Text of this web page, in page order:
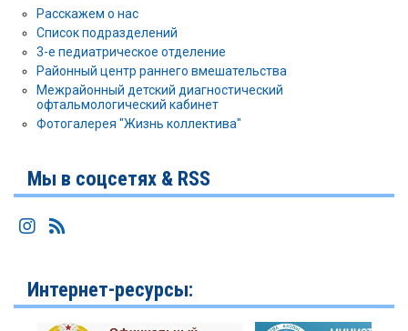
Расскажем о нас
Список подразделений
3-е педиатрическое отделение
Районный центр раннего вмешательства
Межрайонный детский диагностический
офтальмологический кабинет
Фотогалерея "Жизнь коллектива"
Мы в соцсетях & RSS
Интернет-ресурсы: